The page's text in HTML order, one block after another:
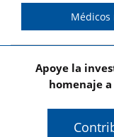
Médicos
Apoye la
homenaje